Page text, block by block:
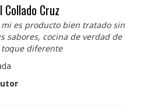
Collado Cruz
mi es producto bien tratado sin
sabores, cocina de verdad de
diferente